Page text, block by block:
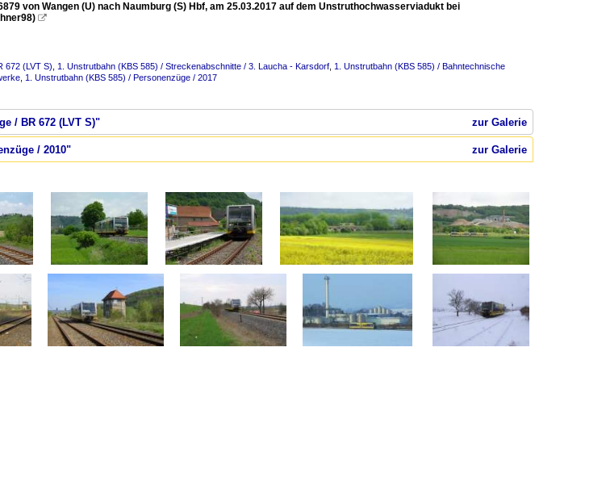
von Wangen (U) nach Naumburg (S) Hbf, am 25.03.2017 auf dem Unstruthochwasserviadukt bei

672 (LVT S) 1. Unstrutbahn (KBS 585) / Streckenabschnitte / 3. Laucha - Karsdorf 1. Unstrutbahn (KBS 585) / Bahntechnische
1. Unstrutbahn (KBS 585) / Personenzüge / 2017
zur Galerie
/ BR 672 (LVT S)"
zur Galerie
/ 2010"